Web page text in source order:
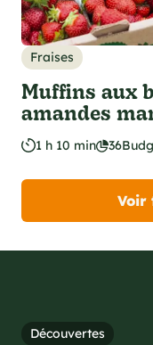
Fraises
Muffins aux
amandes
1 h 10 min 36
Voir
Découvertes